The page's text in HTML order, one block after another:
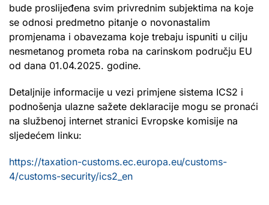
bude proslijeđena svim privrednim subjektima na koje
se odnosi predmetno pitanje o novonastalim
promjenama i obavezama koje trebaju ispuniti u cilju
nesmetanog prometa roba na carinskom području EU
od dana 01.04.2025. godine.
Detaljnije informacije u vezi primjene sistema ICS2 i
podnošenja ulazne sažete deklaracije mogu se pronaći
na službenoj internet stranici Evropske komisije na
sljedećem linku:
https://taxation-customs.ec.europa.eu/customs-
4/customs-security/ics2_en